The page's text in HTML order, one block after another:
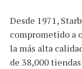
Desde 1971,
comprometido a
la más alta
de 38,000